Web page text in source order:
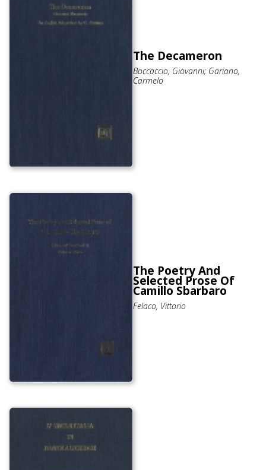
The Decameron
Boccaccio, Giovanni; Gariano,
Carmelo
The Poetry And
Selected Prose Of
Camillo Sbarbaro
Felaco, Vittorio